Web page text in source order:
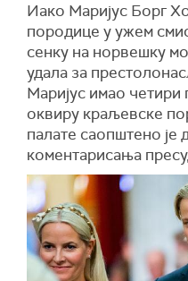
Иако Маријус Борг
породице у ужем
сенку на норвешку
удала за
Маријус имао четири
оквиру краљевске
палате саопштено је
коментарисања